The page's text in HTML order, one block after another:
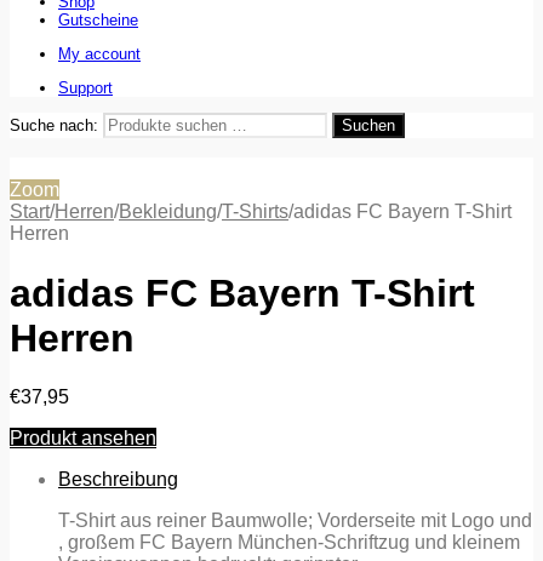
Gutscheine
My account
Support
Suche nach: Suchen
Zoom
Start/Herren/Bekleidung/T-Shirts/adidas FC Bayern T-Shirt
Herren
adidas FC Bayern T-Shirt
Herren
€37,95
Produkt ansehen
Beschreibung
T-Shirt aus reiner Baumwolle; Vorderseite mit Logo und
, großem FC Bayern München-Schriftzug und kleinem